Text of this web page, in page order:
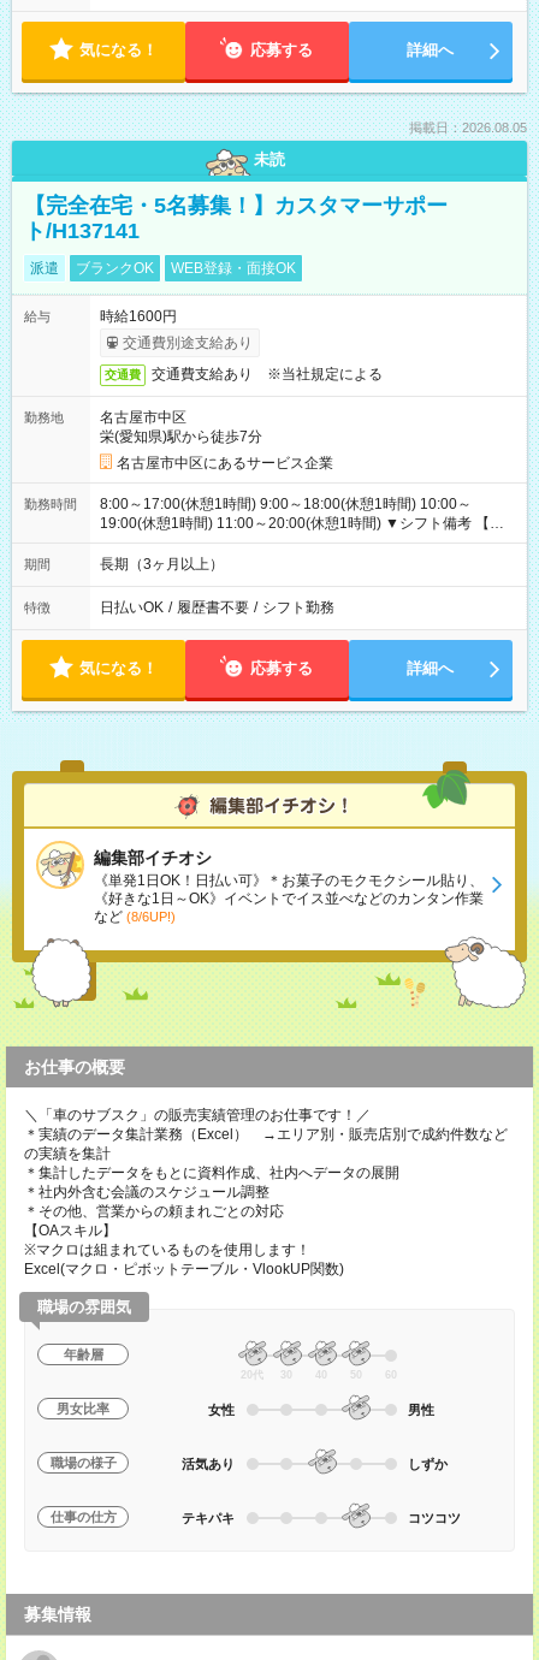
気になる！ 応募する 詳細へ
掲載日：2026.08.05
未読
【完全在宅・5名募集！】カスタマーサポー
ト/H137141
派遣 ブランクOK WEB登録・面接OK
給与
時給1600円
交通費別途支給あり
交通費 交通費支給あり ※当社規定による
勤務地
名古屋市中区
栄(愛知県)駅から徒歩7分
名古屋市中区にあるサービス企業
勤務時間
8:00～17:00(休憩1時間) 9:00～18:00(休憩1時間) 10:00～
19:00(休憩1時間) 11:00～20:00(休憩1時間) ▼シフト備考 【長
期休暇シフト】長期休暇：振り替え出勤なし（したい方相談
OK）年末年始：毎年11月に決定（基本は長期休暇になりま
受付可）夏季休暇（お盆）：暦通り（休み希望あれば受付可）
期間 長期（3ヶ月以上）
特徴 日払いOK / 履歴書不要 / シフト勤務
気になる！ 応募する 詳細へ
編集部イチオシ
《単発1日OK！日払い可》＊お菓子のモクモクシール貼り、
《好きな1日～OK》イベントでイス並べなどのカンタン作業
など (8/6UP!)
お仕事の概要
＼「車のサブスク」の販売実績管理のお仕事です！／
＊実績のデータ集計業務（Excel） →エリア別・販売店別で成約件数など
の実績を集計
＊集計したデータをもとに資料作成、社内へデータの展開
＊社内外含む会議のスケジュール調整
＊その他、営業からの頼まれごとの対応
【OAスキル】
※マクロは組まれているものを使用します！
Excel(マクロ・ピボットテーブル・VlookUP関数)
職場の雰囲気
年齢層
20代 30 40 50 60
男女比率 女性 男性
職場の様子 活気あり しずか
仕事の仕方 テキパキ コツコツ
募集情報